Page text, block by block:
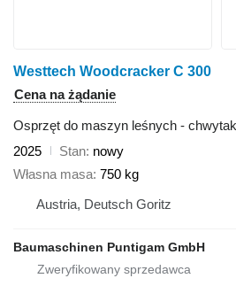
Westtech Woodcracker C 300
Cena na żądanie
Osprzęt do maszyn leśnych -
2025
Stan nowy
Własna masa 750 kg
Austria, Deutsch Goritz
Baumaschinen Puntigam GmbH